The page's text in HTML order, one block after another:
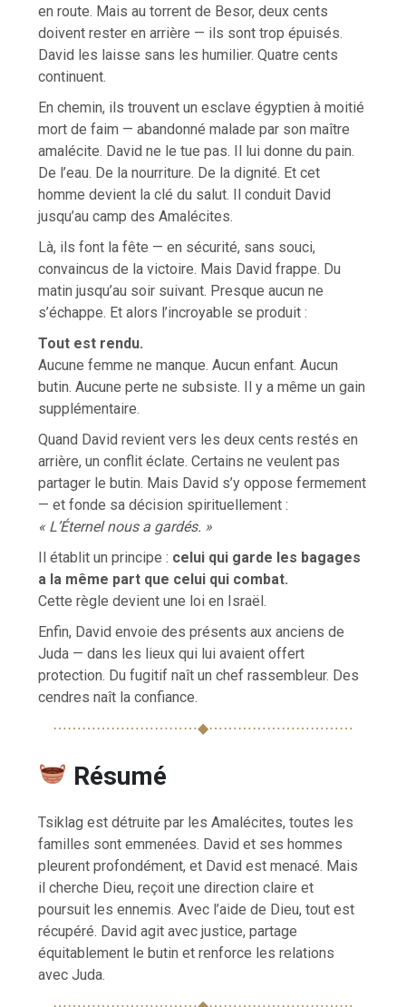
en route. Mais au torrent de Besor, deux cents
doivent rester en arrière — ils sont trop épuisés.
David les laisse sans les humilier. Quatre cents
continuent.
En chemin, ils trouvent un esclave égyptien à moitié
mort de faim — abandonné malade par son maître
amalécite. David ne le tue pas. Il lui donne du pain.
De l’eau. De la nourriture. De la dignité. Et cet
homme devient la clé du salut. Il conduit David
jusqu’au camp des Amalécites.
Là, ils font la fête — en sécurité, sans souci,
convaincus de la victoire. Mais David frappe. Du
matin jusqu’au soir suivant. Presque aucun ne
s’échappe. Et alors l’incroyable se produit :
Tout est rendu.
Aucune femme ne manque. Aucun enfant. Aucun
butin. Aucune perte ne subsiste. Il y a même un gain
supplémentaire.
Quand David revient vers les deux cents restés en
arrière, un conflit éclate. Certains ne veulent pas
partager le butin. Mais David s’y oppose fermement
— et fonde sa décision spirituellement :
« L’Éternel nous a gardés. »
Il établit un principe : celui qui garde les bagages
a la même part que celui qui combat.
Cette règle devient une loi en Israël.
Enfin, David envoie des présents aux anciens de
Juda — dans les lieux qui lui avaient offert
protection. Du fugitif naît un chef rassembleur. Des
cendres naît la confiance.
⋯⋯⋯⋯⋯⋯⋯⋯⋯⋯◆⋯⋯⋯⋯⋯⋯⋯⋯⋯⋯
Résumé
Tsiklag est détruite par les Amalécites, toutes les
familles sont emmenées. David et ses hommes
pleurent profondément, et David est menacé. Mais
il cherche Dieu, reçoit une direction claire et
poursuit les ennemis. Avec l’aide de Dieu, tout est
récupéré. David agit avec justice, partage
équitablement le butin et renforce les relations
avec Juda.